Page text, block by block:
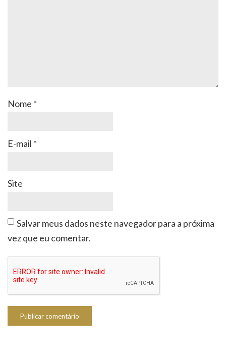
Nome *
E-mail *
Site
Salvar meus dados neste navegador para a próxima
vez que eu comentar.